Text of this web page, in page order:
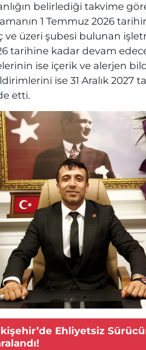
belirlediği takvime
1 Temmuz 2026
ve üzeri şubesi bulunan
tarihine kadar devam
ise içerik ve alerjen
ise 31 Aralık 2027
etti.
Ehliyetsiz